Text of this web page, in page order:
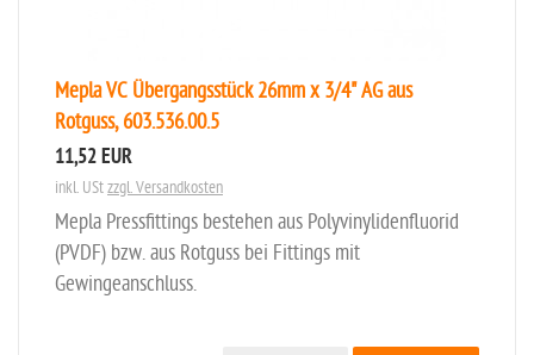
Mepla VC Übergangsstück 26mm x 3/4" AG aus
Rotguss, 603.536.00.5
11,52 EUR
inkl. UStzzgl. Versandkosten
Mepla Pressfittings bestehen aus Polyvinylidenfluorid
(PVDF) bzw. aus Rotguss bei Fittings mit
Gewingeanschluss.